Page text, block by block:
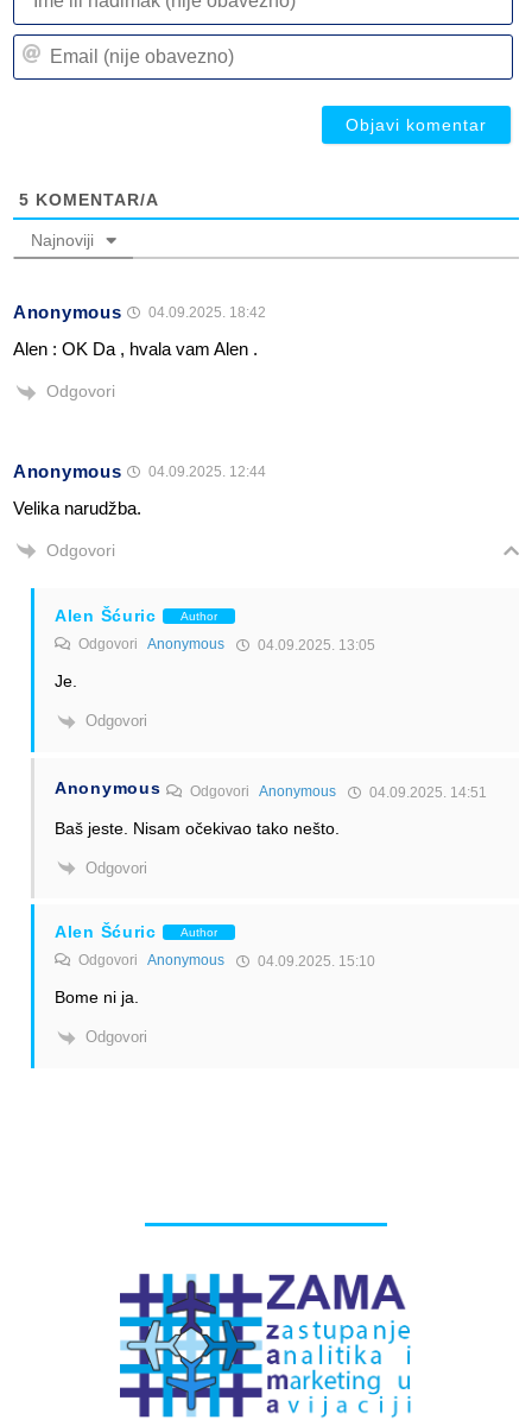
5 KOMENTAR/A
Najnoviji
Anonymous 04.09.2025. 18:42
Alen : OK Da , hvala vam Alen .
Odgovori
Anonymous 04.09.2025. 12:44
Velika narudžba.
Odgovori
Alen Šćuric Author
Odgovori Anonymous 04.09.2025. 13:05
Je.
Odgovori
Anonymous OdgovoriAnonymous 04.09.2025. 14:51
Baš jeste. Nisam očekivao tako nešto.
Odgovori
Alen Šćuric Author
Odgovori Anonymous 04.09.2025. 15:10
Bome ni ja.
Odgovori